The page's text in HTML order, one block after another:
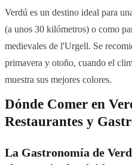
Verdú es un destino ideal para
(a unos 30 kilómetros) o como
medievales de l'Urgell. Se
primavera y otoño, cuando el
muestra sus mejores colores.
Dónde Comer en
Restaurantes y
La Gastronomía de